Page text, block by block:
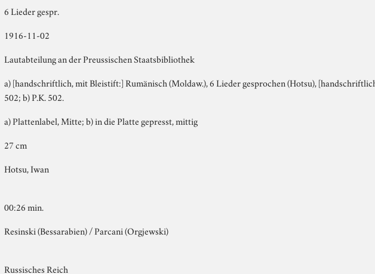
6 Lieder gespr.
1916-11-02
Lautabteilung an der Preussischen Staatsbibliothek
a) [handschriftlich, mit Bleistift:] Rumänisch (Moldaw.), 6 Lieder gesprochen (Hotsu),
502; b) P.K. 502.
a) Plattenlabel, Mitte; b) in die Platte gepresst, mittig
27 cm
Hotsu, Iwan
00:26 min.
Resinski (Bessarabien) / Parcani (Orgjewski)
Russisches Reich